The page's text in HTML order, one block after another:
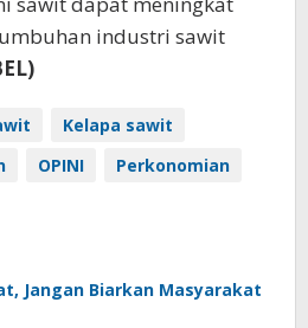
industri sawit
Kelapa sawit
OPINI
Perkonomian
Jangan Biarkan Masyarakat